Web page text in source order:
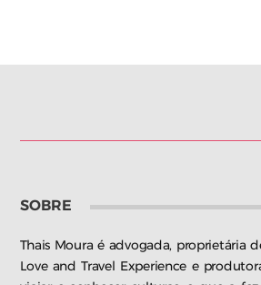
SOBRE
Thais Moura é advogada, proprietária
Love and Travel Experience e